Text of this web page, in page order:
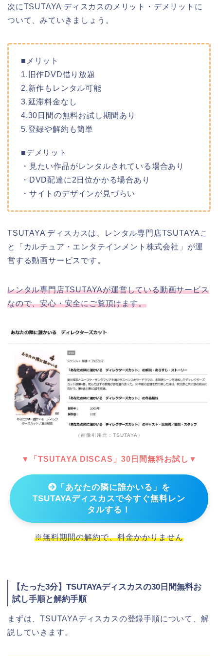
次にTSUTAYA ディスカスのメリット・デメリットに
ついて、みていきましょう。
■メリット
1.旧作DVD借り放題
2.新作もレンタル可能
3.延滞料金なし
4.30日間の無料お試し期間あり
5.登録や解約も簡単
■デメリット
・見たい作品がレンタルされている場合あり
・DVD配達に2日位かかる場合あり
・サイトのデザインが見づらい
TSUTAYA ディスカスは、レンタル専門店TSUTAYAこ
と「カルチュア・エンタテインメント株式会社」が運
営する動画サービスです。
レンタル専門店TSUTAYAが運営している動画サービス
なので、安心・安全にご覧頂けます。
（画像引用元：TSUTAYA）
▼「TSUTAYA DISCAS」30日間無料お試し▼
「あなたの隣に誰かいる」を
TSUTAYAディスカスで今すぐ無料レン
タルする！
※無料期間の解約で、料金かかりません
【たった3分】TSUTAYAディスカスの30日間無料お
試し手順と解約手順
まずは、TSUTAYAディスカスの登録手順について、解
説していきます。